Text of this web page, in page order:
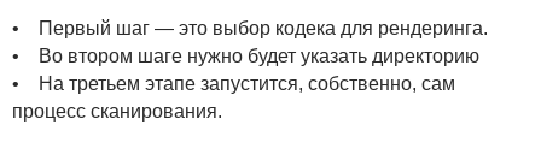
• Первый шаг — это выбор кодека для рендеринга.
• Во втором шаге нужно будет указать директорию
• На третьем этапе запустится, собственно, сам
процесс сканирования.